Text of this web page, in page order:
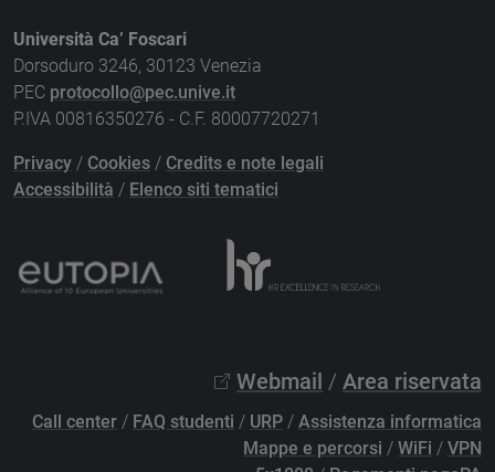
Università Ca’ Foscari
Dorsoduro 3246, 30123 Venezia
PEC protocollo@pec.unive.it
P.IVA 00816350276 - C.F. 80007720271
Privacy / Cookies / Credits e note legali
Accessibilità / Elenco siti tematici
Webmail / Area riservata
Call center / FAQ studenti / URP / Assistenza informatica
Mappe e percorsi / WiFi / VPN